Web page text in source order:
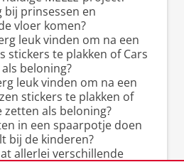
bij prinsessen en
vloer komen?
leuk vinden om na een
stickers te plakken of Cars
beloning?
leuk vinden om na een
stickers te plakken of
zetten als beloning?
in een spaarpotje doen
bij de kinderen?
allerlei verschillende